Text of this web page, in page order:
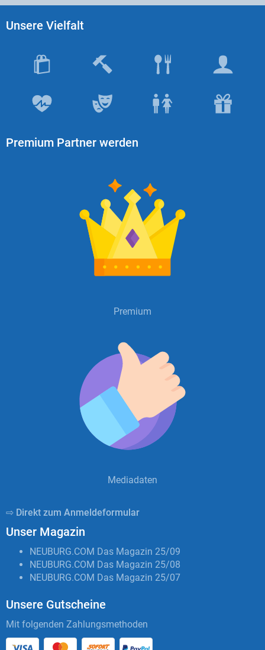
Unsere Vielfalt
Premium Partner werden
Premium
Mediadaten
⇨ Direkt zum Anmeldeformular
Unser Magazin
NEUBURG.COM Das Magazin 25/09
NEUBURG.COM Das Magazin 25/08
NEUBURG.COM Das Magazin 25/07
Unsere Gutscheine
Mit folgenden Zahlungsmethoden